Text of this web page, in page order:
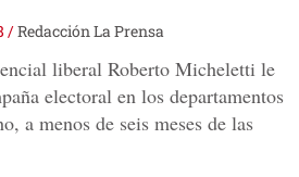
/Redacción La Prensa
liberal Roberto Micheletti le
electoral en los departamentos
a menos de seis meses de las